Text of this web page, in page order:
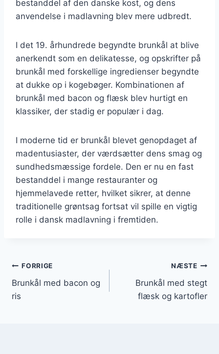
bestanddel af den danske kost, og dens
anvendelse i madlavning blev mere udbredt.
I det 19. århundrede begyndte brunkål at blive
anerkendt som en delikatesse, og opskrifter på
brunkål med forskellige ingredienser begyndte
at dukke op i kogebøger. Kombinationen af
brunkål med bacon og flæsk blev hurtigt en
klassiker, der stadig er populær i dag.
I moderne tid er brunkål blevet genopdaget af
madentusiaster, der værdsætter dens smag og
sundhedsmæssige fordele. Den er nu en fast
bestanddel i mange restauranter og
hjemmelavede retter, hvilket sikrer, at denne
traditionelle grøntsag fortsat vil spille en vigtig
rolle i dansk madlavning i fremtiden.
Indlægsnavigation
FORRIGE
Brunkål med bacon og
ris
NÆSTE
Brunkål med stegt
flæsk og kartofler